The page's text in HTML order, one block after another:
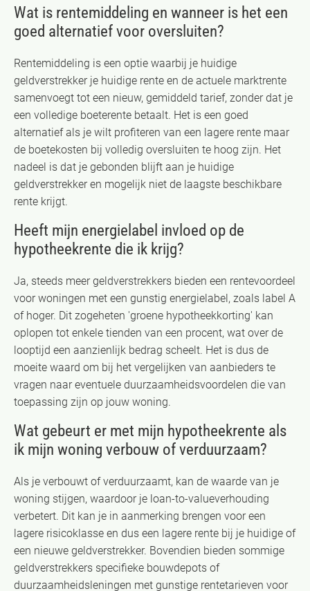
Wat is rentemiddeling en wanneer is het een
goed alternatief voor oversluiten?
Rentemiddeling is een optie waarbij je huidige
geldverstrekker je huidige rente en de actuele marktrente
samenvoegt tot een nieuw, gemiddeld tarief, zonder dat je
een volledige boeterente betaalt. Het is een goed
alternatief als je wilt profiteren van een lagere rente maar
de boetekosten bij volledig oversluiten te hoog zijn. Het
nadeel is dat je gebonden blijft aan je huidige
geldverstrekker en mogelijk niet de laagste beschikbare
rente krijgt.
Heeft mijn energielabel invloed op de
hypotheekrente die ik krijg?
Ja, steeds meer geldverstrekkers bieden een rentevoordeel
voor woningen met een gunstig energielabel, zoals label A
of hoger. Dit zogeheten 'groene hypotheekkorting' kan
oplopen tot enkele tienden van een procent, wat over de
looptijd een aanzienlijk bedrag scheelt. Het is dus de
moeite waard om bij het vergelijken van aanbieders te
vragen naar eventuele duurzaamheidsvoordelen die van
toepassing zijn op jouw woning.
Wat gebeurt er met mijn hypotheekrente als
ik mijn woning verbouw of verduurzaam?
Als je verbouwt of verduurzaamt, kan de waarde van je
woning stijgen, waardoor je loan-to-valueverhouding
verbetert. Dit kan je in aanmerking brengen voor een
lagere risicoklasse en dus een lagere rente bij je huidige of
een nieuwe geldverstrekker. Bovendien bieden sommige
geldverstrekkers specifieke bouwdepots of
duurzaamheidsleningen met gunstige rentetarieven voor